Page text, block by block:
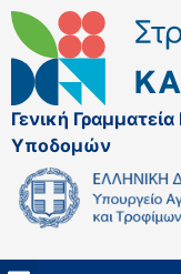
Γενική
Υποδομών